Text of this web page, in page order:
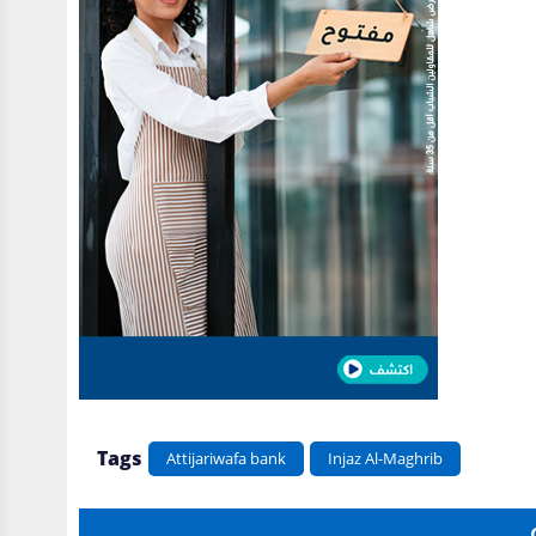
Tags Attijariwafa bank Injaz Al-Maghrib